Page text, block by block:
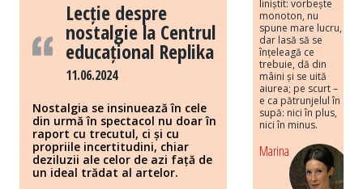
Lecție despre
nostalgie la Centrul
educațional Replika
11.06.2024
Nostalgia se insinuează în cele
din urmă în spectacol nu doar în
raport cu trecutul, ci și cu
propriile incertitudini, chiar
deziluzii ale celor de azi față de
un ideal trădat al artelor.
liniștit: vorbește
monoton, nu
spune mare lucru,
dar lasă să se
înțeleagă ce
trebuie, dă din
mâini și se uită
aiurea; pe scurt –
e ca pătrunjelul în
supă: nici în plus,
nici în minus.
Marina